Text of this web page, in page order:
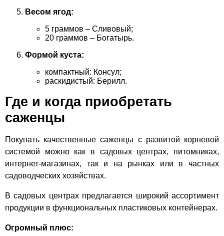
Весом ягод:
5 граммов – Сливовый;
20 граммов – Богатырь.
Формой куста:
компактный: Консул;
раскидистый: Берилл.
Где и когда приобретать
саженцы
Покупать качественные саженцы с развитой корневой
системой можно как в садовых центрах, питомниках,
интернет-магазинах, так и на рынках или в частных
садоводческих хозяйствах.
В садовых центрах предлагается широкий ассортимент
продукции в функциональных пластиковых контейнерах.
Огромный плюс: